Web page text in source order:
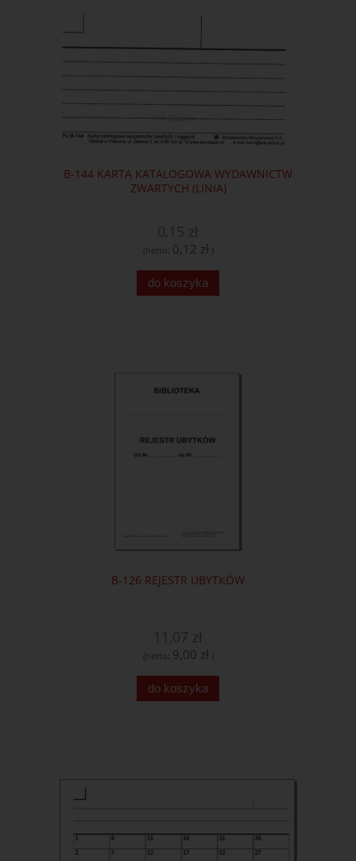
B-144 KARTA KATALOGOWA WYDAWNICTW
ZWARTYCH (LINIA)
(netto: 0,12 zł )
do koszyka
B-126 REJESTR UBYTKÓW
(netto: 9,00 zł )
do koszyka